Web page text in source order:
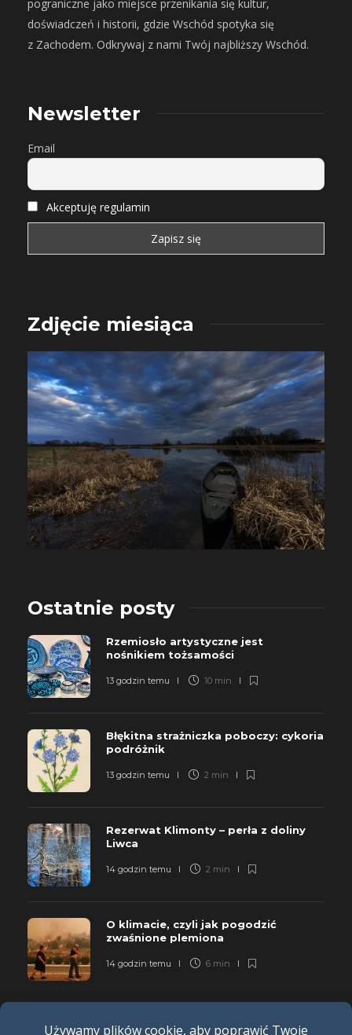
pograniczne jako miejsce przenikania się kultur,
doświadczeń i historii, gdzie Wschód spotyka się
z Zachodem. Odkrywaj z nami Twój najbliższy Wschód.
Newsletter
Email
Akceptuję regulamin
Zdjęcie miesiąca
Ostatnie posty
Rzemiosło artystyczne jest
nośnikiem tożsamości
13 godzin temu 10 min
Błękitna strażniczka poboczy: cykoria
podróżnik
13 godzin temu 2 min
Rezerwat Klimonty – perła z doliny
Liwca
14 godzin temu 2 min
O klimacie, czyli jak pogodzić
zwaśnione plemiona
14 godzin temu 6 min